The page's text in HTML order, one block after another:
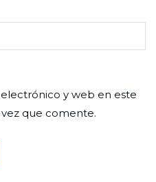
y web en este
que comente.